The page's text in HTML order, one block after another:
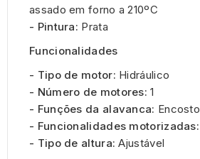
assado em forno a 210ºC
- Pintura: Prata
Funcionalidades
- Tipo de motor: Hidráulico
- Número de motores: 1
- Funções da alavanca: Encosto
- Funcionalidades motorizadas:
- Tipo de altura: Ajustável